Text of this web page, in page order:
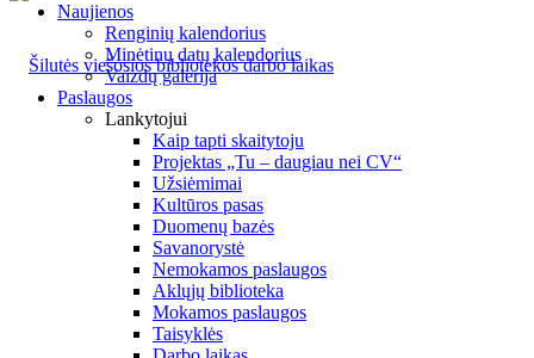
Naujienos
Renginių kalendorius
Minėtinų datų kalendorius
Vaizdų galerija
Paslaugos
Lankytojui
Kaip tapti skaitytoju
Projektas „Tu – daugiau nei CV“
Užsiėmimai
Kultūros pasas
Duomenų bazės
Savanorystė
Nemokamos paslaugos
Aklųjų biblioteka
Mokamos paslaugos
Taisyklės